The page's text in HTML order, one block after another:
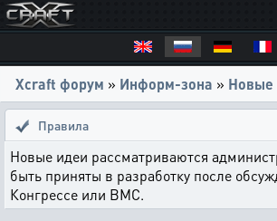
Xcraft форум » Информ-зона » Новые
Правила
Новые идеи рассматриваются
быть приняты в разработку после
Конгрессе или ВМС.